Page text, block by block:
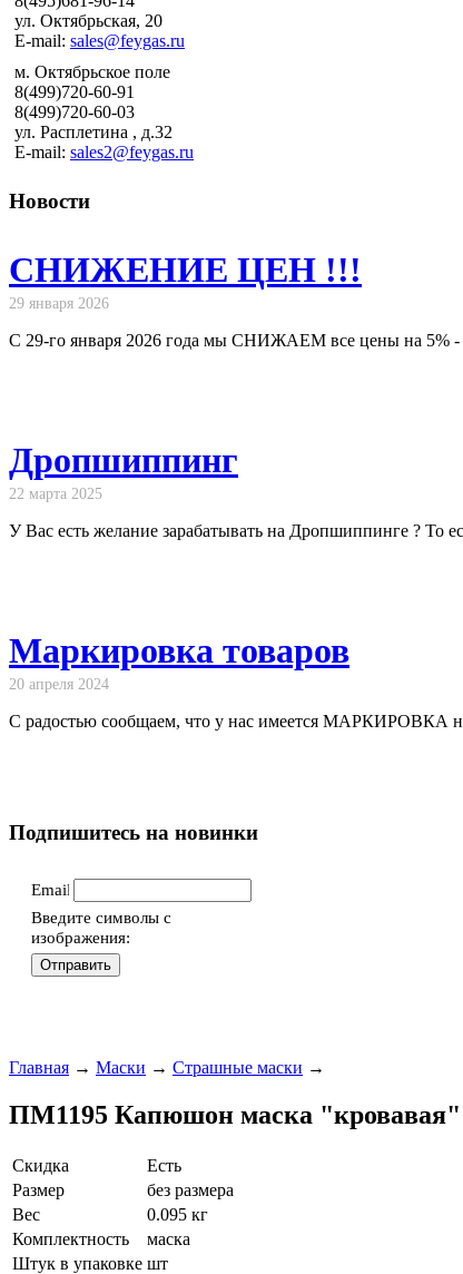
ул. Октябрьская, 20
E-mail: sales@feygas.ru
м. Октябрьское поле
8(499)720-60-91
8(499)720-60-03
ул. Расплетина , д.32
E-mail: sales2@feygas.ru
Новости
СНИЖЕНИЕ ЦЕН !!!
29 января 2026
С 29-го января 2026 года мы СНИЖАЕМ все цены на 5% -
Дропшиппинг
22 марта 2025
У Вас есть желание зарабатывать на Дропшиппинге ? То
Маркировка товаров
20 апреля 2024
С радостью сообщаем, что у нас имеется МАРКИРОВКА
Подпишитесь на новинки
Email
Введите символы с
изображения:
Главная → Маски → Страшные маски →
ПМ1195 Капюшон маска "кровавая"
Скидка
Есть
Размер
без размера
Вес
0.095 кг
Комплектность
маска
Штук в упаковке шт